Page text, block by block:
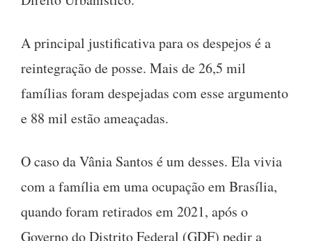
A principal justificativa para os despejos é a
reintegração de posse. Mais de 26,5 mil
famílias foram despejadas com esse argumento
e 88 mil estão ameaçadas.
O caso da Vânia Santos é um desses. Ela vivia
com a família em uma ocupação em Brasília,
quando foram retirados em 2021, após o
Governo do Distrito Federal (GDF) pedir a